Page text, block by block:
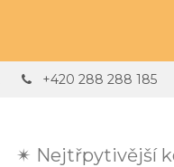
✴ Nejtřpytivější
+420 288 288 185